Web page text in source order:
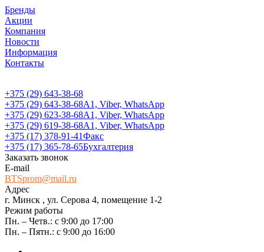
Бренды
Акции
Компания
Новости
Информация
Контакты
+375 (29) 643-38-68
+375 (29) 643-38-68А1, Viber, WhatsApp
+375 (29) 623-38-68А1, Viber, WhatsApp
+375 (29) 619-38-68А1, Viber, WhatsApp
+375 (17) 378-91-41Факс
+375 (17) 365-78-65Бухгалтерия
Заказать звонок
E-mail
BTSprom@mail.ru
Адрес
г. Минск , ул. Серова 4, помещение 1-2
Режим работы
Пн. – Четв.: с 9:00 до 17:00
Пн. – Пятн.: с 9:00 до 16:00